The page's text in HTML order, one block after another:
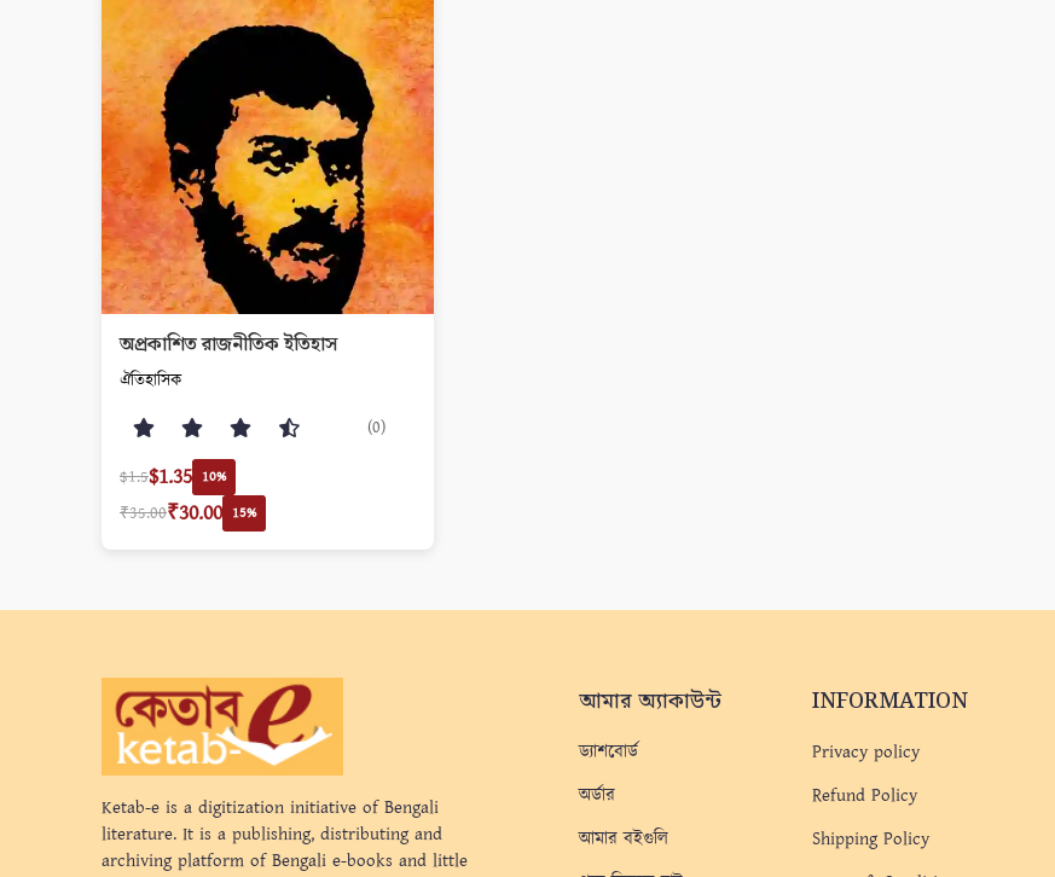
অপ্রকাশিত রাজনীতিক ইতিহাস
ঐতিহাসিক
(0)
$1.5$1.35 10%
₹35.00₹30.00 15%
Ketab-e is a digitization initiative of Bengali
literature. It is a publishing, distributing and
archiving platform of Bengali e-books and little
আমার অ্যাকাউন্ট
ড্যাশবোর্ড
অর্ডার
আমার বইগুলি
INFORMATION
Privacy policy
Refund Policy
Shipping Policy